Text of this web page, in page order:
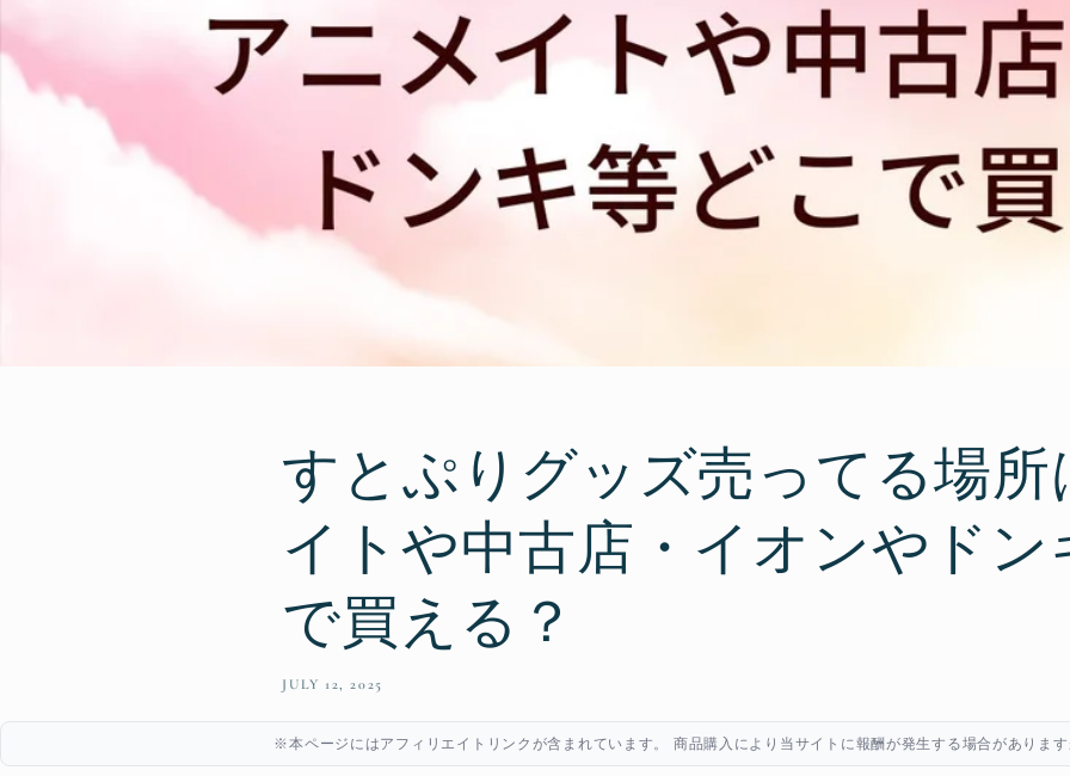
すとぷりグッズ売ってる場所
イトや中古店・イオンやドン
で買える？
JULY 12, 2025
※本ページにはアフィリエイトリンクが含まれています。 商品購入により当サイトに報酬が発生する場合があります